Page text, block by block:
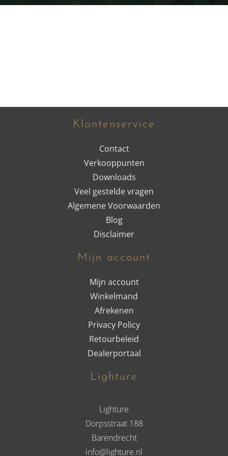
Klantenservice
Contact
Verkooppunten
Downloads
Veel gestelde vragen
Algemene Voorwaarden
Blog
Disclaimer
Mijn account
Mijn account
Winkelmand
Afrekenen
Privacy Policy
Retourbeleid
Dealerportaal
Lighture
Lighture
Dorpsstraat 188
Barendrecht
info@lighture.nl